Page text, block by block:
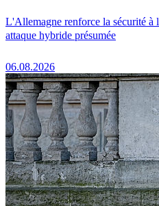
L'Allemagne renforce la sécurité à
attaque hybride présumée
06.08.2026